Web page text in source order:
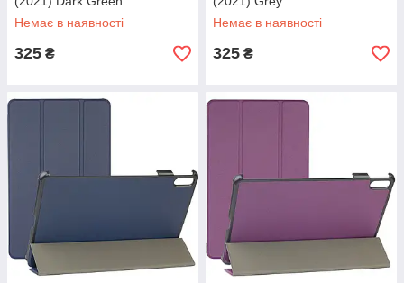
Немає в наявності
325 ₴
Немає в наявності
325 ₴